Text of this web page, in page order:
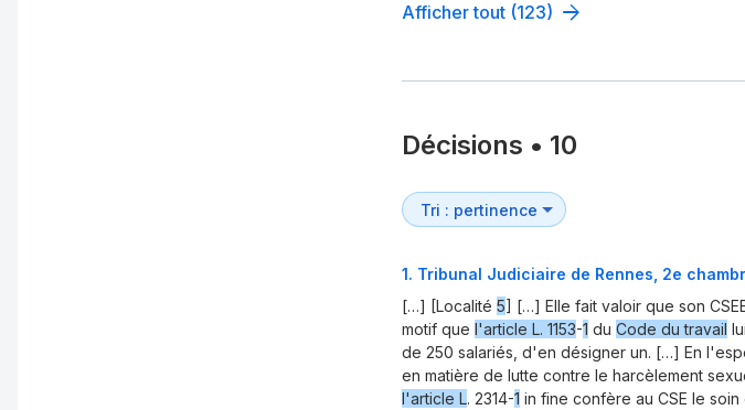
Afficher tout (123)
Décisions • 10
1. Tribunal Judiciaire de Rennes, 2e
[…] [Localité 5] […] Elle fait valoir que son
motif que l'article L. 1153-1 du Code du travail
de 250 salariés, d'en désigner un. […] En
en matière de lutte contre le harcèlement
l'article L. 2314-1 in fine confère au CSE le